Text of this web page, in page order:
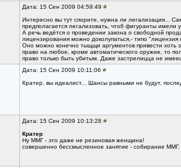
Дата: 15 Сен 2009 04:59:49 #
Интересно вы тут спорите, нужна ли легализация...
предполагается легализовать, чтоб фигуранты имели
А речь ведётся о проведении закона о свободной
лицензирования можно доколупаться,- типо "лицензия
Оно можно конечно тыщщи аргументов привести хоть
право на любое, кроме автоматического оружие, то
право только быть убитым. Даже застрелицца не
Дата: 15 Сен 2009 10:11:06 #
Кратер, вы идеалист... Шансы равными не будут,
Дата: 15 Сен 2009 10:13:28 #
Кратер
Ну ММГ - это даже не резиновая женщина!
совершенно бессмысленное занятие - собирание ММГ.